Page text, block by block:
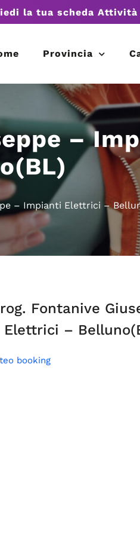
la tua scheda
Provincia
–
– Impianti Elettrici –
Fontanive
–
booking